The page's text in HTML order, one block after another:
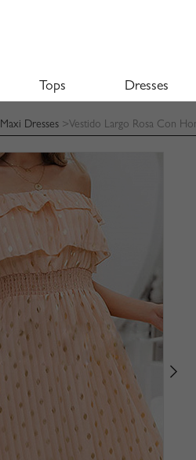
Tops Dresses
Maxi Dresses >Vestido Largo Rosa Con